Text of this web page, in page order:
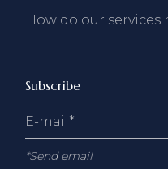
How do our services
Subscribe
*Send email